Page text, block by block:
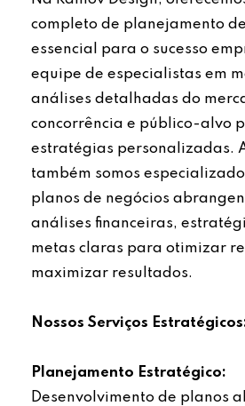
completo de planejamento
essencial para o sucesso
equipe de especialistas em
análises detalhadas do
concorrência e público-alvo
estratégias personalizadas.
também somos
planos de negócios
análises financeiras,
metas claras para otimizar
maximizar resultados.
Nossos Serviços
Planejamento Estratégico:
Desenvolvimento de planos